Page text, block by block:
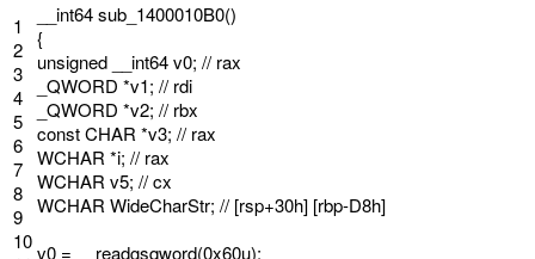
1
2
3
4
5
6
7
8
9
10
__int64sub_1400010B0()
{
unsigned
__int64v0; // rax
_QWORD *v1; // rdi
_QWORD *v2; // rbx
constCHAR *v3; // rax
WCHAR *i; // rax
WCHAR v5; // cx
WCHAR WideCharStr; // [rsp+30h] [rbp-D8h]
v0 = __readgsqword(0x60u);